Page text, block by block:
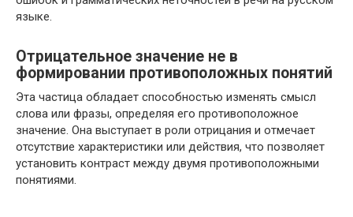
языке.
Отрицательное значение не в
формировании противоположных понятий
Эта частица обладает способностью изменять смысл
слова или фразы, определяя его противоположное
значение. Она выступает в роли отрицания и отмечает
отсутствие характеристики или действия, что позволяет
установить контраст между двумя противоположными
понятиями.